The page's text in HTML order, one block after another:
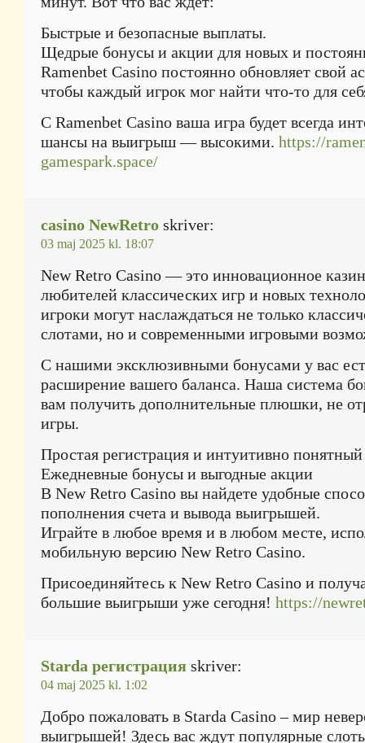
Быстрые и безопасные выплаты.
Щедрые бонусы и акции для новых и
Ramenbet Casino постоянно обновляет свой
чтобы каждый игрок мог найти что-то для
С Ramenbet Casino ваша игра будет всегда
шансы на выигрыш — высокими. https://
gamespark.space/
casino NewRetro skriver:
03 maj 2025 kl. 18:07
New Retro Casino — это инновационное
любителей классических игр и новых
игроки могут наслаждаться не только
слотами, но и современными игровыми
С нашими эксклюзивными бонусами у вас
расширение вашего баланса. Наша система
вам получить дополнительные плюшки, не
игры.
Простая регистрация и интуитивно
Ежедневные бонусы и выгодные акции
В New Retro Casino вы найдете удобные
пополнения счета и вывода выигрышей.
Играйте в любое время и в любом месте,
мобильную версию New Retro Casino.
Присоединяйтесь к New Retro Casino и
большие выигрыши уже сегодня! https://
Starda регистрация skriver:
04 maj 2025 kl. 1:02
Добро пожаловать в Starda Casino – мир
выигрышей! Здесь вас ждут популярные